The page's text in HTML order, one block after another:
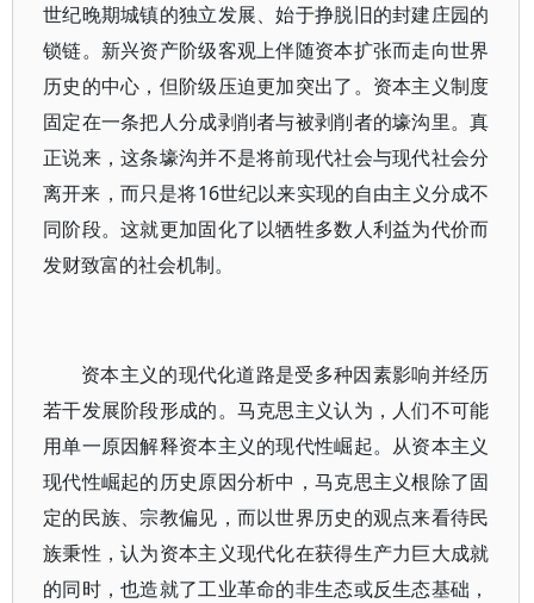
世纪晚期城镇的独立发展、始于挣脱旧的封建庄园的
锁链。新兴资产阶级客观上伴随资本扩张而走向世界
历史的中心，但阶级压迫更加突出了。资本主义制度
固定在一条把人分成剥削者与被剥削者的壕沟里。真
正说来，这条壕沟并不是将前现代社会与现代社会分
离开来，而只是将16世纪以来实现的自由主义分成不
同阶段。这就更加固化了以牺牲多数人利益为代价而
发财致富的社会机制。
资本主义的现代化道路是受多种因素影响并经历
若干发展阶段形成的。马克思主义认为，人们不可能
用单一原因解释资本主义的现代性崛起。从资本主义
现代性崛起的历史原因分析中，马克思主义根除了固
定的民族、宗教偏见，而以世界历史的观点来看待民
族秉性，认为资本主义现代化在获得生产力巨大成就
的同时，也造就了工业革命的非生态或反生态基础，